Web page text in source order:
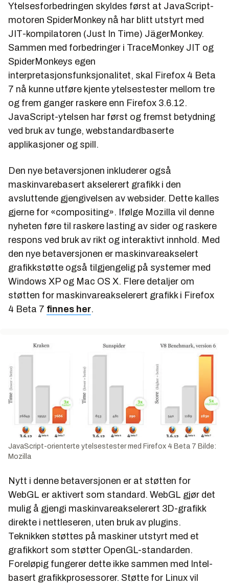
Ytelsesforbedringen skyldes først at JavaScript-
motoren SpiderMonkey nå har blitt utstyrt med
JIT-kompilatoren (Just In Time) JägerMonkey.
Sammen med forbedringer i TraceMonkey JIT og
SpiderMonkeys egen
interpretasjonsfunksjonalitet, skal Firefox 4 Beta
7 nå kunne utføre kjente ytelsestester mellom tre
og frem ganger raskere enn Firefox 3.6.12.
JavaScript-ytelsen har først og fremst betydning
ved bruk av tunge, webstandardbaserte
applikasjoner og spill.
Den nye betaversjonen inkluderer også
maskinvarebasert akselerert grafikk i den
avsluttende gjengivelsen av websider. Dette kalles
gjerne for «compositing». Ifølge Mozilla vil denne
nyheten føre til raskere lasting av sider og raskere
respons ved bruk av rikt og interaktivt innhold. Med
den nye betaversjonen er maskinvareakselert
grafikkstøtte også tilgjengelig på systemer med
Windows XP og Mac OS X. Flere detaljer om
støtten for maskinvareakselerert grafikk i Firefox
4 Beta 7 finnes her.
JavaScript-orienterte ytelsestester med Firefox 4 Beta 7 Bilde:
Mozilla
Nytt i denne betaversjonen er at støtten for
WebGL er aktivert som standard. WebGL gjør det
mulig å gjengi maskinvareakselerert 3D-grafikk
direkte i nettleseren, uten bruk av plugins.
Teknikken støttes på maskiner utstyrt med et
grafikkort som støtter OpenGL-standarden.
Foreløpig fungerer dette ikke sammen med Intel-
basert grafikkprosessorer. Støtte for Linux vil